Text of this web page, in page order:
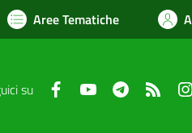
Aree Tematiche
su FacebookYouTube TelegramRSS